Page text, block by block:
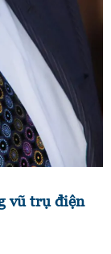
vũ trụ điện